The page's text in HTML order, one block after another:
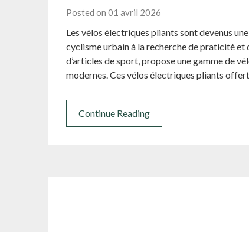
Posted on 01 avril 2026
Les vélos électriques pliants sont devenus
cyclisme urbain à la recherche de praticité et
d’articles de sport, propose une gamme de
modernes. Ces vélos électriques pliants
Continue Reading